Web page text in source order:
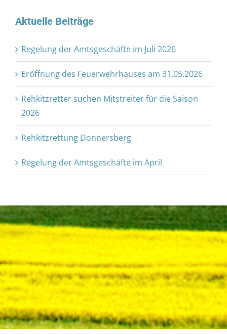
Aktuelle Beiträge
Regelung der Amtsgeschäfte im Juli 2026
Eröffnung des Feuerwehrhauses am 31.05.2026
Rehkitzretter suchen Mitstreiter für die Saison
2026
Rehkitzrettung Donnersberg
Regelung der Amtsgeschäfte im April